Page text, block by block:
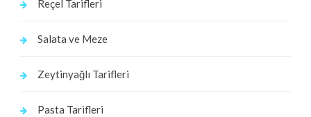
Reçel Tarifleri
Salata ve Meze
Zeytinyağlı Tarifleri
Pasta Tarifleri